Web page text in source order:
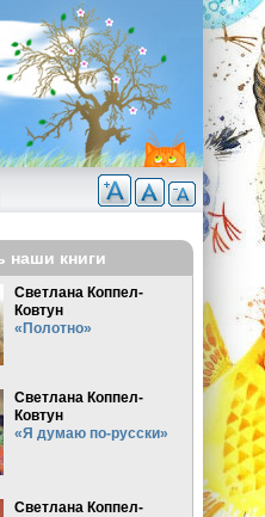
наши книги
Светлана Коппел-
Ковтун
«Полотно»
Светлана Коппел-
Ковтун
«Я думаю по-русски»
Светлана Коппел-